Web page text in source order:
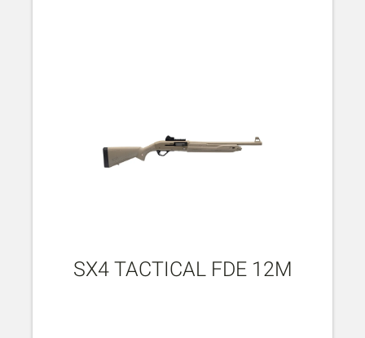
SX4 TACTICAL FDE 12M